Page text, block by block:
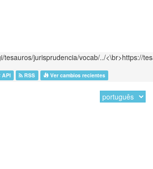
tesauros/jurisprudencia/vocab/../<\br>https://
API RSS Ver cambios recientes